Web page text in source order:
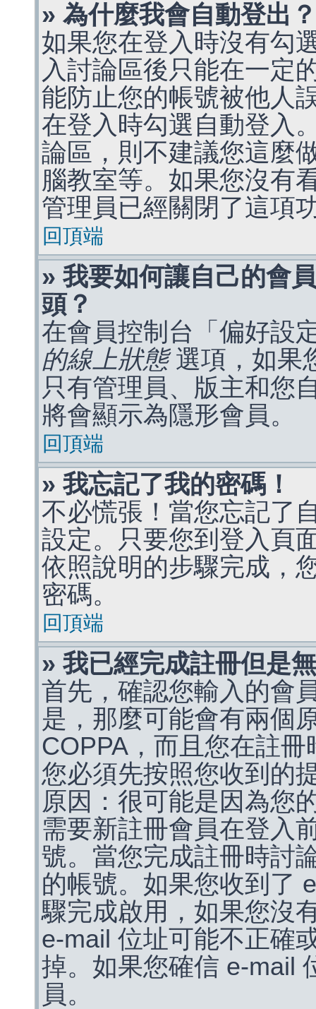
» 為什麼我會自動登出？
如果您在登入時沒有勾
入討論區後只能在一定
能防止您的帳號被他人
在登入時勾選自動登入
論區，則不建議您這麼
腦教室等。如果您沒有
管理員已經關閉了這項
回頂端
» 我要如何讓自己的會
頭？
在會員控制台「偏好設
的線上狀態選項，如果
只有管理員、版主和您
將會顯示為隱形會員。
回頂端
» 我忘記了我的密碼！
不必慌張！當您忘記了
設定。只要您到登入頁
依照說明的步驟完成，
密碼。
回頂端
» 我已經完成註冊但是
首先，確認您輸入的會
是，那麼可能會有兩個
COPPA，而且您在註
您必須先按照您收到的
原因：很可能是因為您
需要新註冊會員在登入
號。當您完成註冊時討
的帳號。如果您收到了
驟完成啟用，如果您沒
e-mail 位址可能不正確
掉。如果您確信 e-mail
員。